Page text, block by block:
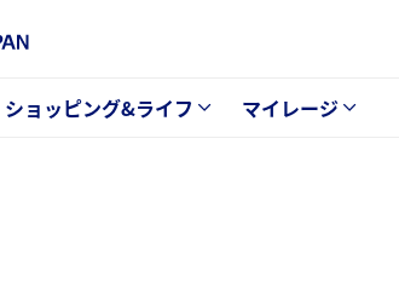
ショッピング&ライフ マイレージ